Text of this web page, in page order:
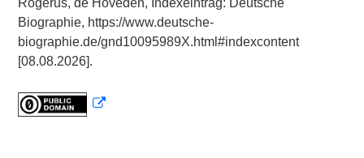
Rogerus, de Hoveden, Indexeintrag: Deutsche
Biographie, https://www.deutsche-
biographie.de/gnd10095989X.html#indexcontent
[08.08.2026].